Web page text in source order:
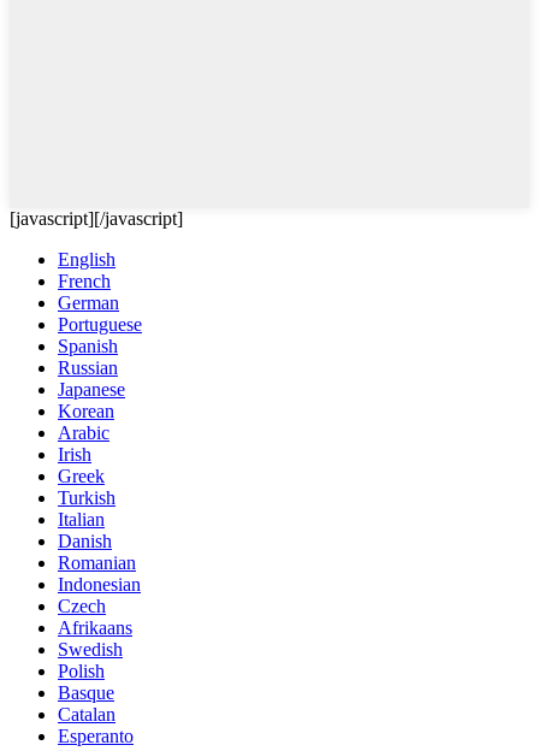
[javascript][/javascript]
English
French
German
Portuguese
Spanish
Russian
Japanese
Korean
Arabic
Irish
Greek
Turkish
Italian
Danish
Romanian
Indonesian
Czech
Afrikaans
Swedish
Polish
Basque
Catalan
Esperanto